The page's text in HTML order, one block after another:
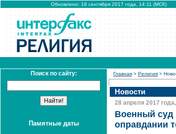
Обновлено: 16 сентября 2017 года, 14:11 (МСК)
Поиск по сайту:
Памятные даты
Главная > Религия >
Новости
28 апреля 2017
Военный суд
оправдании